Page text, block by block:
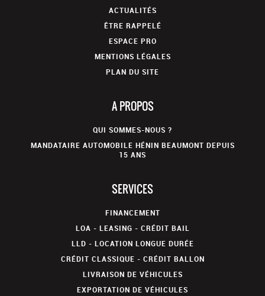
ACTUALITÉS
ÊTRE RAPPELÉ
ESPACE PRO
MENTIONS LÉGALES
PLAN DU SITE
A PROPOS
QUI SOMMES-NOUS ?
MANDATAIRE AUTOMOBILE HÉNIN BEAUMONT DEPUIS
15 ANS
SERVICES
FINANCEMENT
LOA - LEASING - CRÉDIT BAIL
LLD - LOCATION LONGUE DURÉE
CRÉDIT CLASSIQUE - CRÉDIT BALLON
LIVRAISON DE VÉHICULES
EXPORTATION DE VÉHICULES